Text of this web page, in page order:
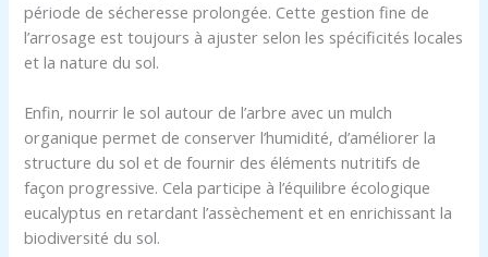
période de sécheresse prolongée. Cette gestion fine de
l’arrosage est toujours à ajuster selon les spécificités locales
et la nature du sol.
Enfin, nourrir le sol autour de l’arbre avec un mulch
organique permet de conserver l’humidité, d’améliorer la
structure du sol et de fournir des éléments nutritifs de
façon progressive. Cela participe à l’équilibre écologique
eucalyptus en retardant l’assèchement et en enrichissant la
biodiversité du sol.